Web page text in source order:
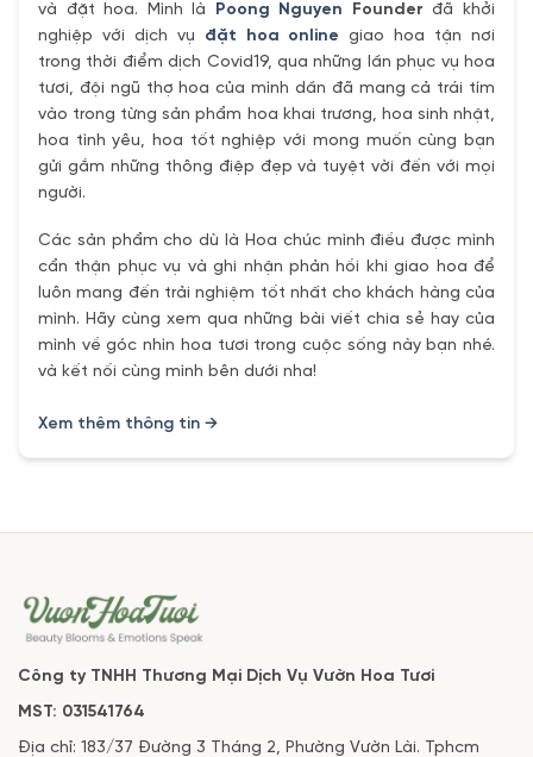
và đặt hoa. Mình là Poong Nguyen Founder đã khởi
nghiệp với dịch vụ đặt hoa online giao hoa tận nơi
trong thời điểm dịch Covid19, qua những lần phục vụ hoa
tươi, đội ngũ thợ hoa của mình dần đã mang cả trái tím
vào trong từng sản phẩm hoa khai trương, hoa sinh nhật,
hoa tình yêu, hoa tốt nghiệp với mong muốn cùng bạn
gửi gắm những thông điệp đẹp và tuyệt vời đến với mọi
người.
Các sản phẩm cho dù là Hoa chúc mình điều được mình
cẩn thận phục vụ và ghi nhận phản hồi khi giao hoa để
luôn mang đến trải nghiệm tốt nhất cho khách hàng của
mình. Hãy cùng xem qua những bài viết chia sẻ hay của
mình về góc nhìn hoa tươi trong cuộc sống này bạn nhé.
và kết nối cùng mình bên dưới nha!
Xem thêm thông tin →
Công ty TNHH Thương Mại Dịch Vụ Vườn Hoa Tươi
MST: 031541764
Địa chỉ: 183/37 Đường 3 Tháng 2, Phường Vườn Lài. Tphcm